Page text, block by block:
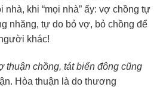
nhà, khi “mọi nhà” ấy: vợ chồng tự
nhăng, tự do bỏ vợ, bỏ chồng để
khác!
thuận chồng, tát biển đông cũng
Hòa thuận là do thương